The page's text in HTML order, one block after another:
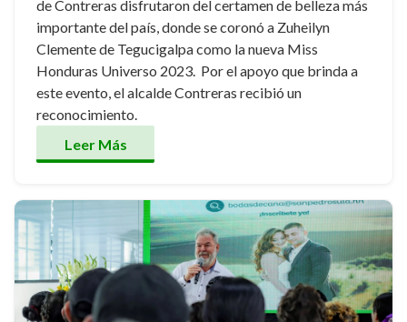
de Contreras disfrutaron del certamen de belleza más
importante del país, donde se coronó a Zuheilyn
Clemente de Tegucigalpa como la nueva Miss
Honduras Universo 2023. Por el apoyo que brinda a
este evento, el alcalde Contreras recibió un
reconocimiento.
Leer Más